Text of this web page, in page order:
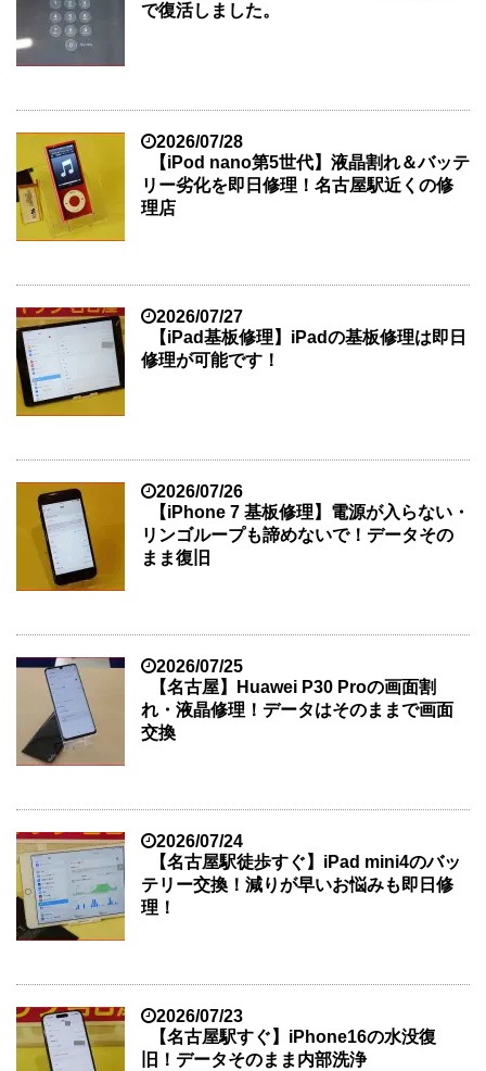
で復活しました。
2026/07/28
【iPod nano第5世代】液晶割れ＆バッテ
リー劣化を即日修理！名古屋駅近くの修
理店
2026/07/27
【iPad基板修理】iPadの基板修理は即日
修理が可能です！
2026/07/26
【iPhone 7 基板修理】電源が入らない・
リンゴループも諦めないで！データその
まま復旧
2026/07/25
【名古屋】Huawei P30 Proの画面割
れ・液晶修理！データはそのままで画面
交換
2026/07/24
【名古屋駅徒歩すぐ】iPad mini4のバッ
テリー交換！減りが早いお悩みも即日修
理！
2026/07/23
【名古屋駅すぐ】iPhone16の水没復
旧！データそのまま内部洗浄